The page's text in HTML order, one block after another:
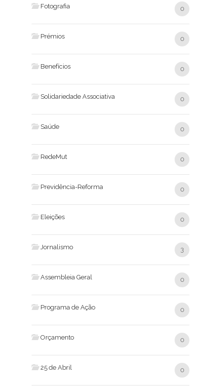
Fotografia 0
Prémios 0
Benefícios 0
Solidariedade Associativa 0
Saúde 0
RedeMut 0
Previdência-Reforma 0
Eleições 0
Jornalismo 3
Assembleia Geral 0
Programa de Ação 0
Orçamento 0
25 de Abril 0